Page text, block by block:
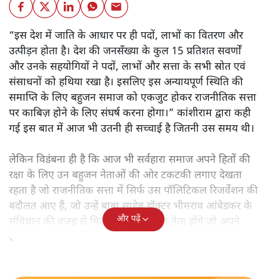
“इस देश में जाति के आधार पर ही पदों, लाभों का वितरण और
उत्पीड़न होता है। देश की जनसँख्या के कुल 15 प्रतिशत सवर्णों
और उनके सहयोगियों ने पदों, लाभों और सत्ता के सभी स्रोत एवं
संसाधनों को हथिया रखा है। इसलिए इस अन्यायपूर्ण स्थिति की
समाप्ति के लिए बहुजन समाज को एकजुट होकर राजनीतिक सत्ता
पर काबिज़ होने के लिए संघर्ष करना होगा।” कांशीराम द्वारा कही
गई इस बात में आज भी उतनी ही सच्चाई है जितनी उस समय थी।
लेकिन विडंबना ही है कि आज भी सर्वहारा समाज अपने हितों की
रक्षा के लिए उन बहुजन नेताओं की ओर टकटकी लगाए देखता
रहता है जो राजनीतिक सत्ता में सिर्फ उस पॉलिटिकल रिजर्वेशन की
बदौलत आए हैं, जो उन्हें बाबा साहेब डॉक्टर भीमराव आंबेडकर के
संविधान की वजह से मिला। ऐसे बहुत कम नेता होंगे जो अपने
समाज के मुद्दों को विधानसभाओं में और संसद में उठाते हैं।
और पढ़ें